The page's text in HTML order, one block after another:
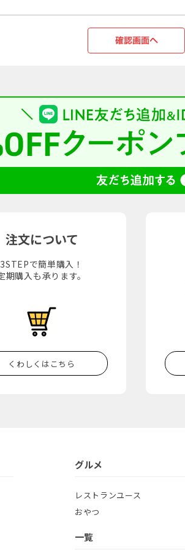
注文について
3STEPで簡単購入！
期購入も承ります。
くわしくはこちら
グルメ
レストランユース
おやつ
一覧